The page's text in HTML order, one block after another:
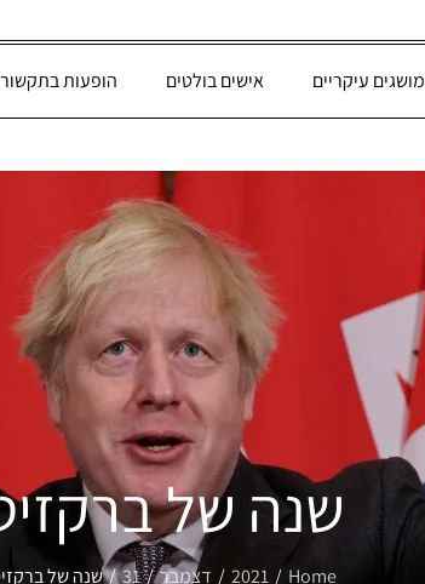
מושגים עיקריים אישים בולטים הופעות
שנה של
Home
2021 דצמבר 31 שנה של